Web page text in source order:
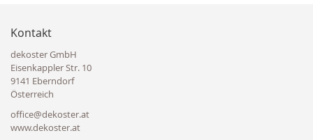
Kontakt
dekoster GmbH
Eisenkappler Str. 10
9141 Eberndorf
Österreich
office@dekoster.at
www.dekoster.at